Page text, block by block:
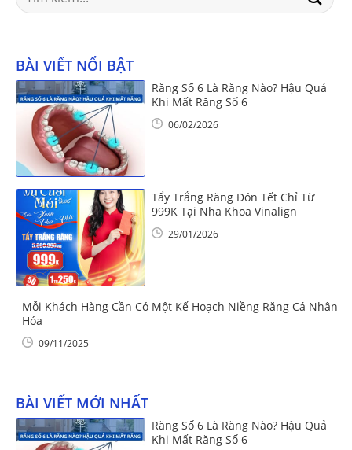
for:
BÀI VIẾT NỔI BẬT
Răng Số 6 Là Răng Nào? Hậu Quả
Khi Mất Răng Số 6
06/02/2026
Tẩy Trắng Răng Đón Tết Chỉ Từ
999K Tại Nha Khoa Vinalign
29/01/2026
Mỗi Khách Hàng Cần Có Một Kế Hoạch Niềng Răng Cá Nhân
Hóa
09/11/2025
BÀI VIẾT MỚI NHẤT
Răng Số 6 Là Răng Nào? Hậu Quả
Khi Mất Răng Số 6